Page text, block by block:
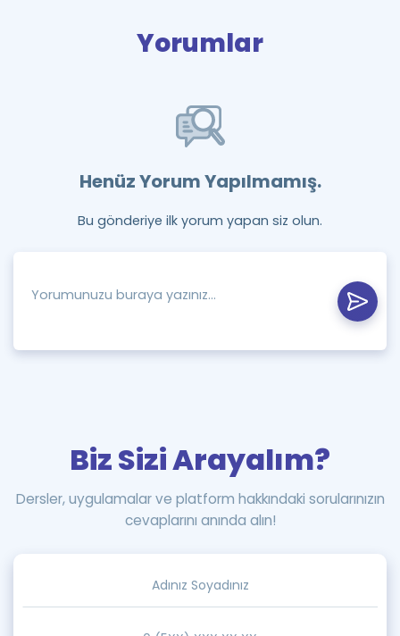
Yorumlar
Henüz Yorum Yapılmamış.
Bu gönderiye ilk yorum yapan siz olun.
Biz Sizi Arayalım?
Dersler, uygulamalar ve platform hakkındaki sorularınızın
cevaplarını anında alın!